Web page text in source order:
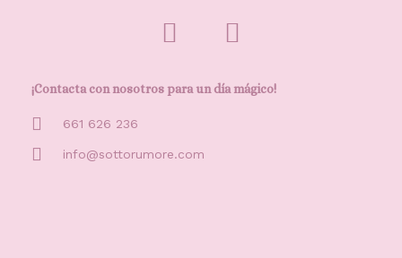
¡Contacta con nosotros para un día mágico!
661 626 236
info@sottorumore.com